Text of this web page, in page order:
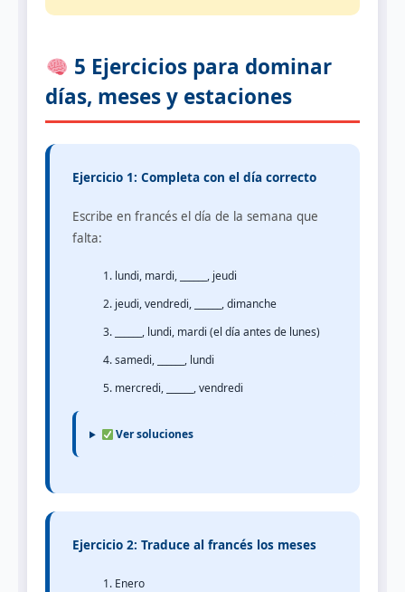
5 Ejercicios para dominar
días, meses y estaciones
Ejercicio 1: Completa con el día correcto
Escribe en francés el día de la semana que
falta:
lundi, mardi, ______, jeudi
jeudi, vendredi, ______, dimanche
______, lundi, mardi (el día antes de lunes)
samedi, ______, lundi
mercredi, ______, vendredi
Ver soluciones
Ejercicio 2: Traduce al francés los meses
Enero